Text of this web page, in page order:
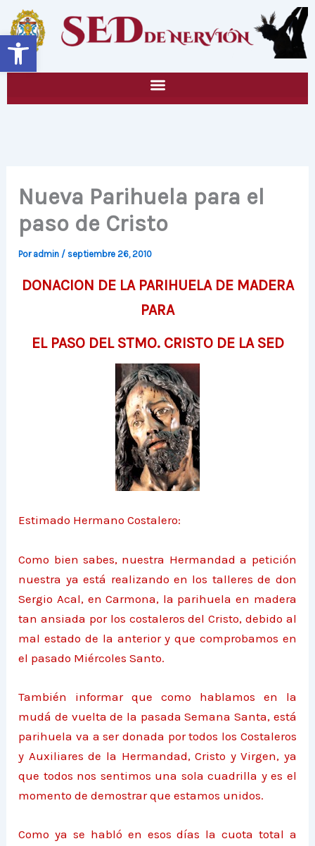
Abrir barra de herramientas
contenido
Nueva Parihuela para el
paso de Cristo
Por admin / septiembre 26, 2010
DONACION DE LA PARIHUELA DE MADERA
PARA
EL PASO DEL STMO. CRISTO DE LA SED
Estimado Hermano Costalero:
Como bien sabes, nuestra Hermandad a petición
nuestra ya está realizando en los talleres de don
Sergio Acal, en Carmona, la parihuela en madera
tan ansiada por los costaleros del Cristo, debido al
mal estado de la anterior y que comprobamos en
el pasado Miércoles Santo.
También informar que como hablamos en la
mudá de vuelta de la pasada Semana Santa, está
parihuela va a ser donada por todos los Costaleros
y Auxiliares de la Hermandad, Cristo y Virgen, ya
que todos nos sentimos una sola cuadrilla y es el
momento de demostrar que estamos unidos.
Como ya se habló en esos días la cuota total a